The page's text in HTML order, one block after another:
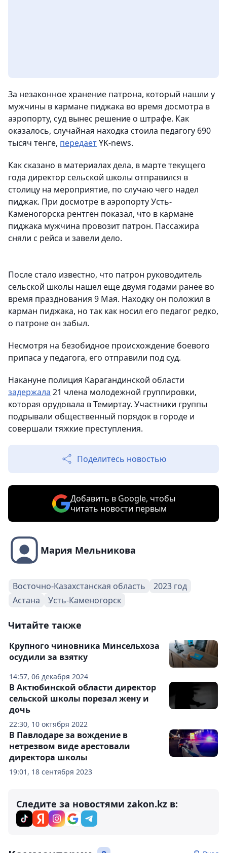
За незаконное хранение патрона, который нашли у
мужчины в кармане пиджака во время досмотра в
аэропорту, суд вынес решение о штрафе. Как
оказалось, случайная находка стоила педагогу 690
тысяч тенге, передаетYK-news.
Как сказано в материалах дела, в марте текущего
года директор сельской школы отправился в
столицу на мероприятие, по случаю чего надел
пиджак. При досмотре в аэропорту Усть-
Каменогорска рентген показал, что в кармане
пиджака мужчина провозит патрон. Пассажира
сняли с рейса и завели дело.
После стало известно, что патрон руководитель
сельской школы нашел еще двумя годами ранее во
время празднования 9 Мая. Находку он положил в
карман пиджака, но так как носил его педагог редко,
о патроне он забыл.
Несмотря на безобидное происхождение боевого
припаса у педагога, его отправили под суд.
Накануне полиция Карагандинской области
задержала 21 члена молодежной группировки,
которая орудовала в Темиртау. Участники группы
подрывали общественный порядок в городе и
совершали тяжкие преступления.
Поделитесь новостью
Добавить в Google, чтобы
читать новости первым
Мария Мельникова
Восточно-Казахстанская область
2023 год
Астана
Усть-Каменогорск
Читайте также
14:57, 06 декабря 2024
Крупного чиновника Минсельхоза
осудили за взятку
22:30, 10 октября 2022
В Актюбинской области директор
сельской школы порезал жену и
дочь
19:01, 18 сентября 2023
В Павлодаре за вождение в
нетрезвом виде арестовали
директора школы
Следите за новостями zakon.kz в: